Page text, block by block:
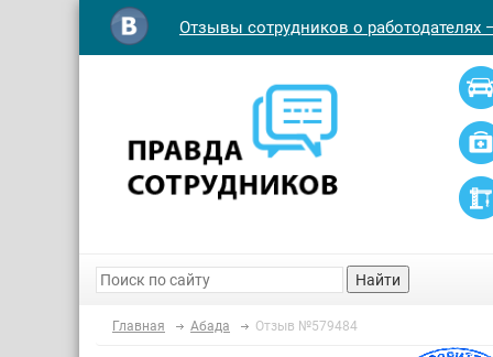
Отзывы сотрудников о
Найти
Главная Абада Отзыв №579484